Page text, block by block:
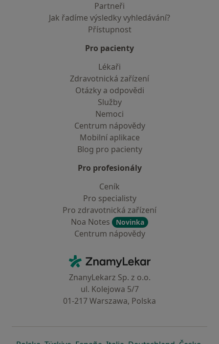
Partneři
Jak řadíme výsledky vyhledávání?
Přístupnost
Pro pacienty
Lékaři
Zdravotnická zařízení
Otázky a odpovědi
Služby
Nemoci
Centrum nápovědy
Mobilní aplikace
Blog pro pacienty
Pro profesionály
Ceník
Pro specialisty
Pro zdravotnická zařízení
Noa Notes
Novinka
Centrum nápovědy
ZnamyLekar - Hlavní stránka
ZnanyLekarz Sp. z o.o.
ul. Kolejowa 5/7
01-217 Warszawa, Polska